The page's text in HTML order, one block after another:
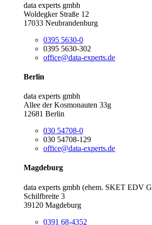
data experts gmbh
Woldegker Straße 12
17033 Neubrandenburg
0395 5630-0
0395 5630-302
office@data-experts.de
Berlin
data experts gmbh
Allee der Kosmonauten 33g
12681 Berlin
030 54708-0
030 54708-129
office@data-experts.de
Magdeburg
data experts gmbh (ehem. SKET EDV
Schilfbreite 3
39120 Magdeburg
0391 68-4352